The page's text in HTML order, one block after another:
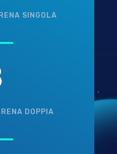
SINGOLA
DOPPIA